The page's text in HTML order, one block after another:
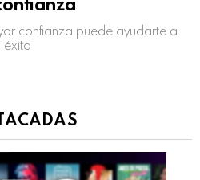
confianza puede ayudarte a
éxito